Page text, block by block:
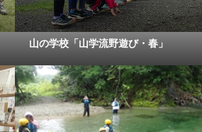
山の学校「山学流野遊び・春」